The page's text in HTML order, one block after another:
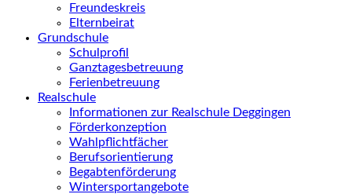
Freundeskreis
Elternbeirat
Grundschule
Schulprofil
Ganztagesbetreuung
Ferienbetreuung
Realschule
Informationen zur Realschule Deggingen
Förderkonzeption
Wahlpflichtfächer
Berufsorientierung
Begabtenförderung
Wintersportangebote